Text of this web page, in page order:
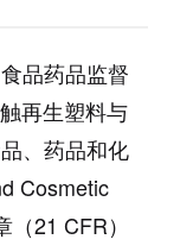
品药品监督
再生塑料与
、药品和化
Cosmetic
21 CFR）